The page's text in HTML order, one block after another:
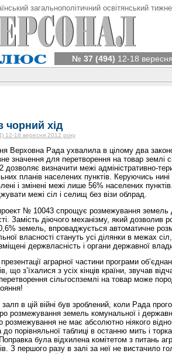
загальнополітичний освітянський
№ 37 (494) 12-18
чорний хід
12-18 вересня 2012 року
Верховна Рада ухвалила в цілому два
значення для перетворення на товар землі
дозволяє визначити межі адміністративно-
планів населених пунктів. Керуючись
і змінені межі лише 56% населених
межі сіл і селищ без візи облрад.
№ 10043 спрощує розмежування земель
Замість діючого механізму, який дозволив
земель, впроваджується автоматичне
власності стануть усі ділянки в межах
держвласність і органи державної
аграрної частини програми
що з’їхалися з усіх кінців країни, звучав
перетворення сільгоспземлі на товар може
в цій війні був зроблений, коли Рада
розмежування земель комунальної і
розмежування не має абсолютно ніякого
до порівняльної таблиці в останню мить і
була відхилена комітетом з питань
З першого разу в залі за неї не вистачило